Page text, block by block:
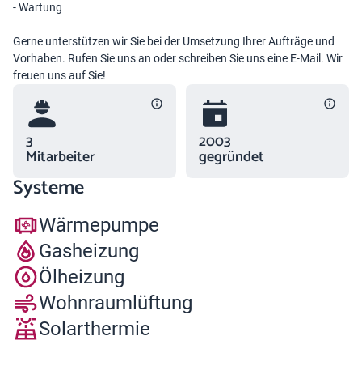
- Wartung
Gerne unterstützen wir Sie bei der Umsetzung Ihrer Aufträge und
Vorhaben. Rufen Sie uns an oder schreiben Sie uns eine E-Mail. Wir
freuen uns auf Sie!
3
Mitarbeiter
2003
gegründet
Systeme
Wärmepumpe
Gasheizung
Ölheizung
Wohnraumlüftung
Solarthermie